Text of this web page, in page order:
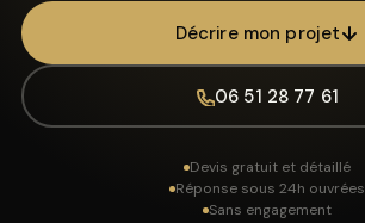
Décrire mon projet
06 51 28 77 61
Devis gratuit et détaillé
Réponse sous 24h ouvrées
Sans engagement